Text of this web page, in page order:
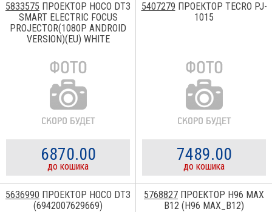
5833575 ПРОЕКТОР HOCO DT3
SMART ELECTRIC FOCUS
PROJECTOR(1080P ANDROID
VERSION)(EU) WHITE
6870.00
до кошика
5407279 ПРОЕКТОР TECRO PJ-
1015
7489.00
до кошика
5636990 ПРОЕКТОР HOCO DT3
(6942007629669)
5768827 ПРОЕКТОР H96 MAX
B12 (H96 MAX_B12)